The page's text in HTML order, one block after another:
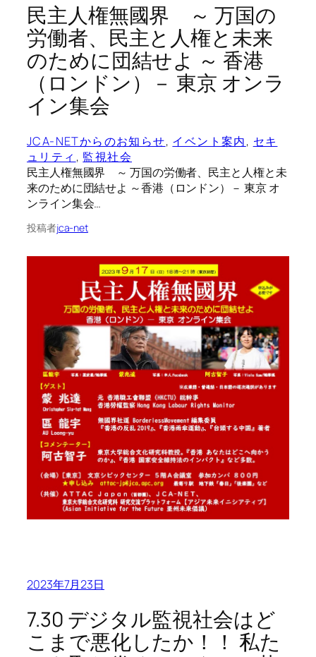
民主人権無國界 ～ 万国の
労働者、民主と人権と未来
のために団結せよ ～ 香港
（ロンドン）－ 東京 オンラ
イン集会
JCA-NETからのお知らせ, イベント案内, セキ
ュリティ , 監視社会
民主人権無國界 ～ 万国の労働者、民主と人権と未
来のために団結せよ ～香港（ロンドン）－ 東京 オ
ンライン集会…
投稿者jca-net
2023年7月23日
7.30 デジタル監視社会はど
こまで悪化したか！！ 私た